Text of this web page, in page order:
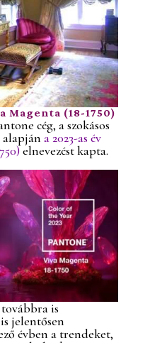
Magenta (18-1750)
cég, a szokásos
a 2023-as év
elnevezést kapta.
is
jelentősen
évben a trendeket,